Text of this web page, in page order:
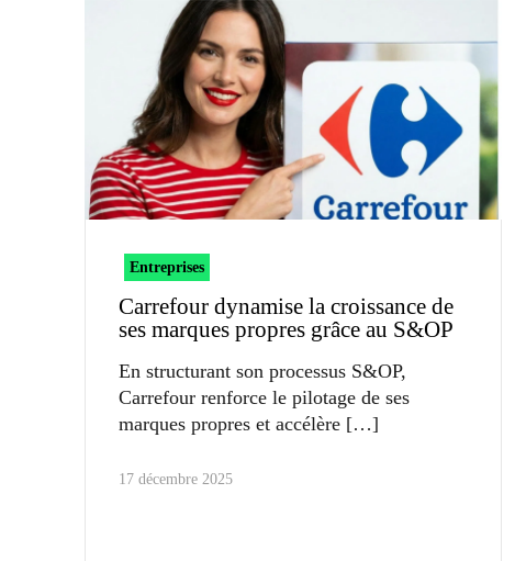
Entreprises
Carrefour dynamise la croissance de
ses marques propres grâce au S&OP
En structurant son processus S&OP,
Carrefour renforce le pilotage de ses
marques propres et accélère
17 décembre 2025